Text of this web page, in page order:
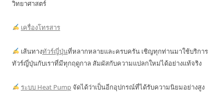
วิทยาศาสตร์
เครื่องโทรสาร
เส้นทางทัวร์ญี่ปุ่นที่หลากหลายและครบครัน เชิญทุกท่านมาใช้บริการ
ทัวร์ญี่ปุ่นกับเราที่มีทุกฤดูกาล สัมผัสกับความแปลกใหม่ได้อย่างแท้จริง
ระบบ Heat Pumpจัดได้ว่าเป็นอีกอุปกรณ์ที่ได้รับความนิยมอย่างสูง